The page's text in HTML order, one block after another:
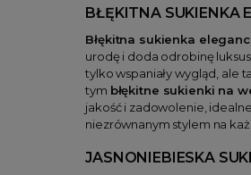
BŁĘKITNA SUKIENKA
Błękitna sukienka
urodę i doda odrobinę
tylko wspaniały wygląd, ale
tym błękitne sukienki na
jakość i zadowolenie,
niezrównanym stylem na
JASNONIEBIESKA